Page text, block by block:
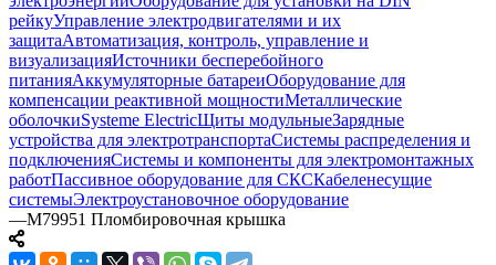
рейкуУправление электродвигателями и их
защитаАвтоматизация, контроль, управление и
визуализацияИсточники бесперебойного
питанияАккумуляторные батареиОборудование для
компенсации реактивной мощностиМеталлические
оболочкиSysteme ElectricЩиты модульныеЗарядные
устройства для электротранспортаСистемы распределения и
подключенияСистемы и компоненты для электромонтажных
работПассивное оборудование для СКСКабеленесущие
системыЭлектроустановочное оборудование
—M79951 Пломбировочная крышка